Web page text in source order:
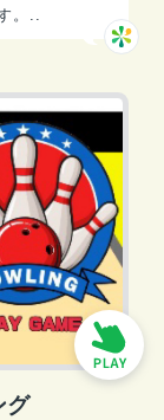
。..
グ